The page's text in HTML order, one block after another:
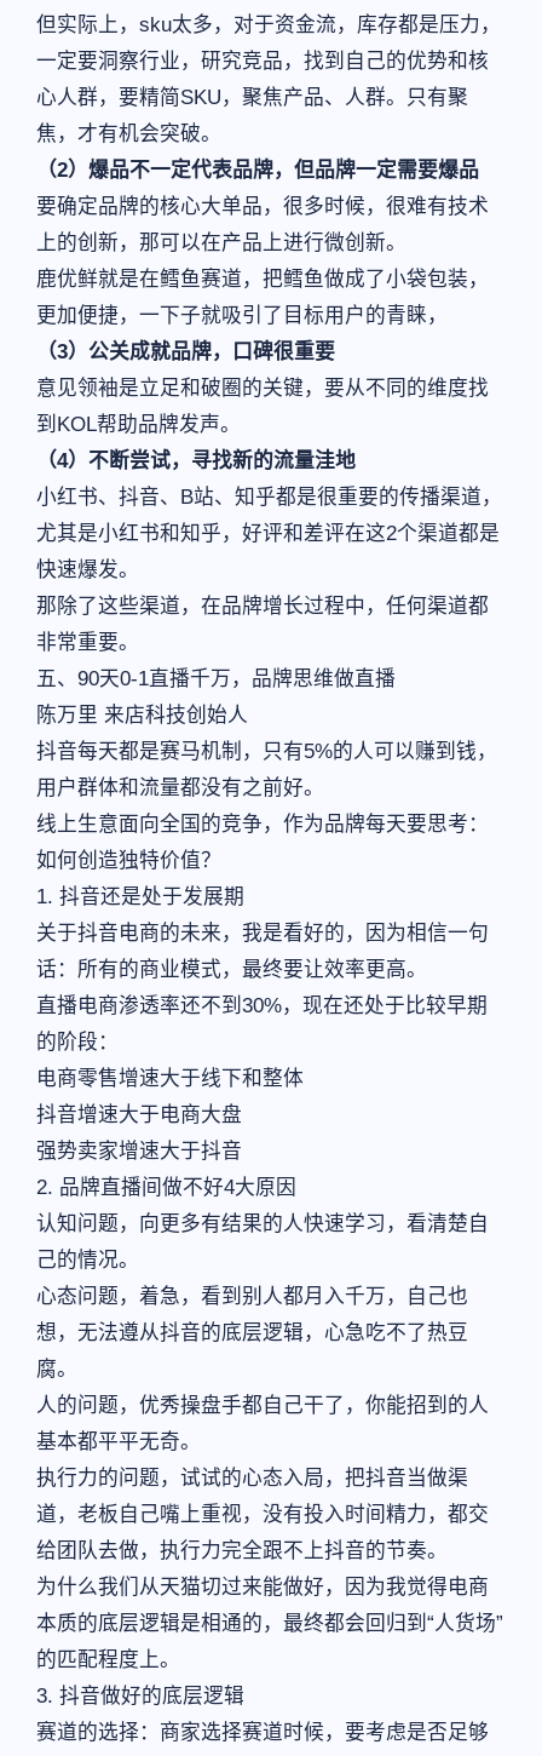
但实际上，sku太多，对于资金流，库存都是压力，
一定要洞察行业，研究竞品，找到自己的优势和核
心人群，要精简SKU，聚焦产品、人群。只有聚
焦，才有机会突破。
（2）爆品不一定代表品牌，但品牌一定需要爆品
要确定品牌的核心大单品，很多时候，很难有技术
上的创新，那可以在产品上进行微创新。
鹿优鲜就是在鳕鱼赛道，把鳕鱼做成了小袋包装，
更加便捷，一下子就吸引了目标用户的青睐，
（3）公关成就品牌，口碑很重要
意见领袖是立足和破圈的关键，要从不同的维度找
到KOL帮助品牌发声。
（4）不断尝试，寻找新的流量洼地
小红书、抖音、B站、知乎都是很重要的传播渠道，
尤其是小红书和知乎，好评和差评在这2个渠道都是
快速爆发。
那除了这些渠道，在品牌增长过程中，任何渠道都
非常重要。
五、90天0-1直播千万，品牌思维做直播
陈万里 来店科技创始人
抖音每天都是赛马机制，只有5%的人可以赚到钱，
用户群体和流量都没有之前好。
线上生意面向全国的竞争，作为品牌每天要思考：
如何创造独特价值？
1. 抖音还是处于发展期
关于抖音电商的未来，我是看好的，因为相信一句
话：所有的商业模式，最终要让效率更高。
直播电商渗透率还不到30%，现在还处于比较早期
的阶段：
电商零售增速大于线下和整体
抖音增速大于电商大盘
强势卖家增速大于抖音
2. 品牌直播间做不好4大原因
认知问题，向更多有结果的人快速学习，看清楚自
己的情况。
心态问题，着急，看到别人都月入千万，自己也
想，无法遵从抖音的底层逻辑，心急吃不了热豆
腐。
人的问题，优秀操盘手都自己干了，你能招到的人
基本都平平无奇。
执行力的问题，试试的心态入局，把抖音当做渠
道，老板自己嘴上重视，没有投入时间精力，都交
给团队去做，执行力完全跟不上抖音的节奏。
为什么我们从天猫切过来能做好，因为我觉得电商
本质的底层逻辑是相通的，最终都会回归到“人货场”
的匹配程度上。
3. 抖音做好的底层逻辑
赛道的选择：商家选择赛道时候，要考虑是否足够